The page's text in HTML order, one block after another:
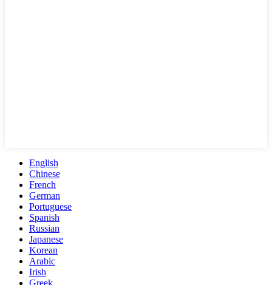
English
Chinese
French
German
Portuguese
Spanish
Russian
Japanese
Korean
Arabic
Irish